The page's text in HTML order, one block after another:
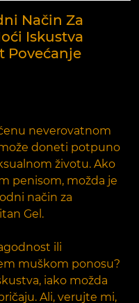
Način Za
Iskustva
Povećanje
neverovatnom
doneti potpuno
životu. Ako
penisom, možda je
način za
Gel.
ili
muškom ponosu?
iako možda
Ali, verujte mi,